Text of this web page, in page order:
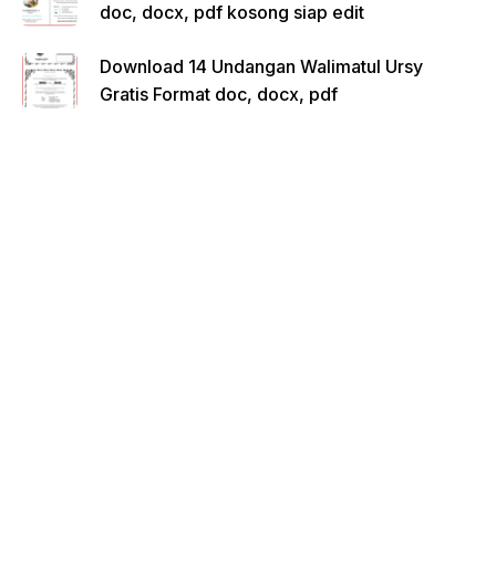
doc, docx, pdf kosong siap edit
Download 14 Undangan Walimatul Ursy
Gratis Format doc, docx, pdf